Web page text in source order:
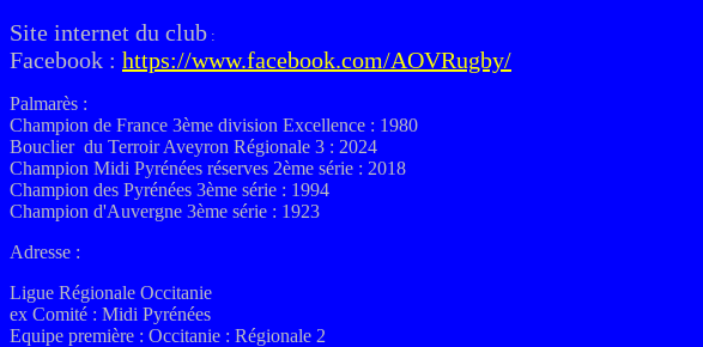
Site internet du club :
Facebook : https://www.facebook.com/AOVRugby/
Palmarès :
Champion de France 3ème division Excellence : 1980
Bouclier du Terroir Aveyron Régionale 3 : 2024
Champion Midi Pyrénées réserves 2ème série : 2018
Champion des Pyrénées 3ème série : 1994
Champion d'Auvergne 3ème série : 1923
Adresse :
Ligue Régionale Occitanie
ex Comité : Midi Pyrénées
Equipe première : Occitanie : Régionale 2